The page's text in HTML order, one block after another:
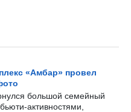
«Амбар» провел
большой семейный
активностями,